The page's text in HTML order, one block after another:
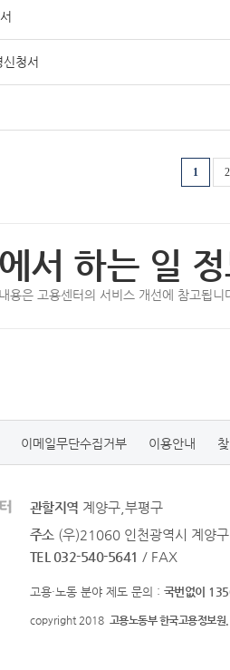
청서
1 2
서 하는 일
용은 고용센터의 서비스 개선에 참고됩니
이메일무단수집거부 이용안내
관할지역 계양구,부평구
주소 (우)21060 인천광역시 계양
TEL 032-540-5641 / FAX
고용·노동 분야 제도 문의 : 국번없이
copyright 2018 고용노동부 한국고용정보원.